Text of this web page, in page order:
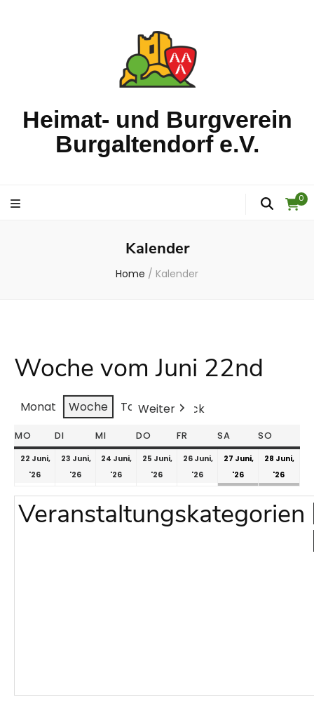
Heimat- und Burgverein
Burgaltendorf e.V.
0
Kalender
Home / Kalender
Woche vom Juni 22nd
Monat Woche Tag Zurück
Heute
Weiter
MO DI MI DO FR SA SO
22 Juni,
'26
23 Juni,
'26
24 Juni,
'26
25 Juni,
'26
26 Juni,
'26
27 Juni,
'26
28 Juni,
'26
Veranstaltungskategorien